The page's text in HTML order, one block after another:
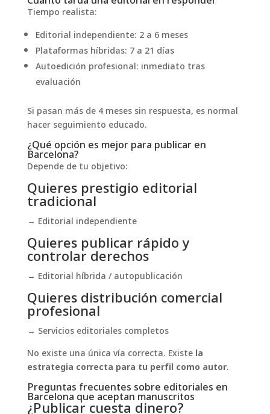
Tiempo realista:
Editorial independiente: 2 a 6 meses
Plataformas híbridas: 7 a 21 días
Autoedición profesional: inmediato tras
evaluación
Si pasan más de 4 meses sin respuesta, es normal
hacer seguimiento educado.
¿Qué opción es mejor para publicar en
Barcelona?
Depende de tu objetivo:
Quieres prestigio editorial
tradicional
→ Editorial independiente
Quieres publicar rápido y
controlar derechos
→ Editorial híbrida / autopublicación
Quieres distribución comercial
profesional
→ Servicios editoriales completos
No existe una única vía correcta. Existela
estrategia correcta para tu perfil como autor.
Preguntas frecuentes sobre editoriales en
Barcelona que aceptan manuscritos